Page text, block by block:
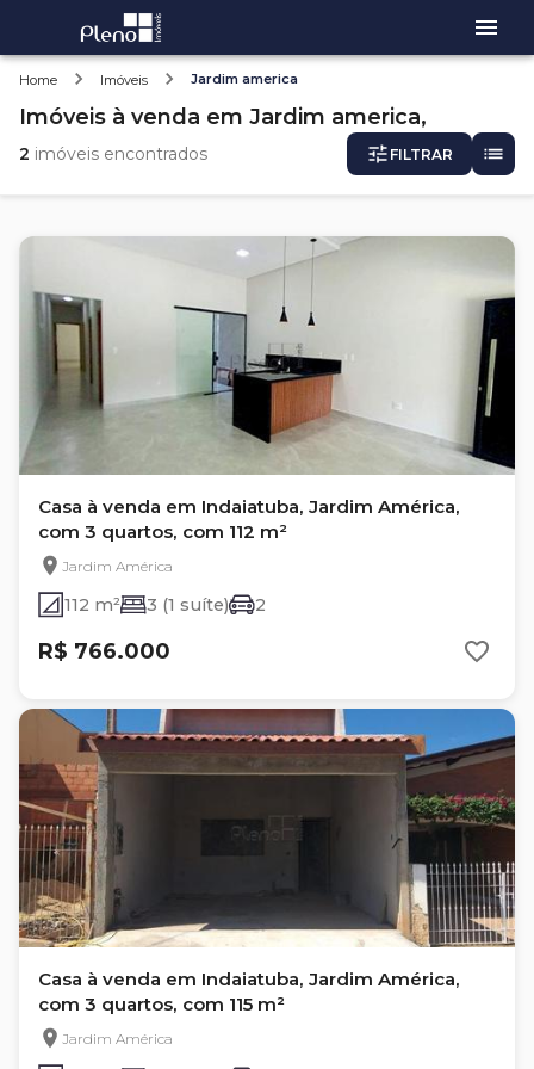
Home Imóveis Jardim america
Imóveis à venda em Jardim america,
2 imóveis encontrados FILTRAR
Casa à venda em Indaiatuba, Jardim América,
com 3 quartos, com 112 m²
Jardim América
112 m² 3 (1 suíte) 2
R$ 766.000
Casa à venda em Indaiatuba, Jardim América,
com 3 quartos, com 115 m²
Jardim América